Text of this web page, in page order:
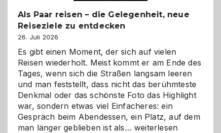
Als Paar reisen – die Gelegenheit, neue
Reiseziele zu entdecken
26. Juli 2026
Es gibt einen Moment, der sich auf vielen
Reisen wiederholt. Meist kommt er am Ende des
Tages, wenn sich die Straßen langsam leeren
und man feststellt, dass nicht das berühmteste
Denkmal oder das schönste Foto das Highlight
war, sondern etwas viel Einfacheres: ein
Gespräch beim Abendessen, ein Platz, auf dem
man länger geblieben ist als… Als
weiterlesen